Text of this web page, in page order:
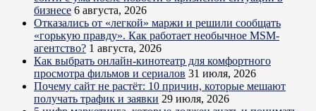
бизнесе 6 августа, 2026
Отказались от «легкой» маржи и решили сообщать
«горькую правду». Как работает необычное MSM-
агентство? 1 августа, 2026
Как выбрать онлайн-кинотеатр для комфортного
просмотра фильмов и сериалов 31 июля, 2026
Почему сайт не растёт: 10 причин, которые мешают
получать трафик и заявки 29 июля, 2026